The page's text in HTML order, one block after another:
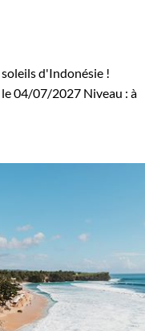
d'Indonésie !
04/07/2027 Niveau : à